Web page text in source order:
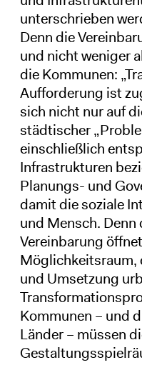
unterschrieben
Denn die
und nicht weniger
die Kommunen:
Aufforderung ist
sich nicht nur auf
städtischer
einschließlich
Infrastrukturen
Planungs- und
damit die soziale
und Mensch.
Vereinbarung
Möglichkeitsraum,
und Umsetzung
Kommunen – und
Länder – müssen